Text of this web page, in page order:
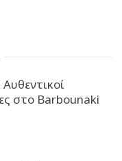
στο Barbounaki